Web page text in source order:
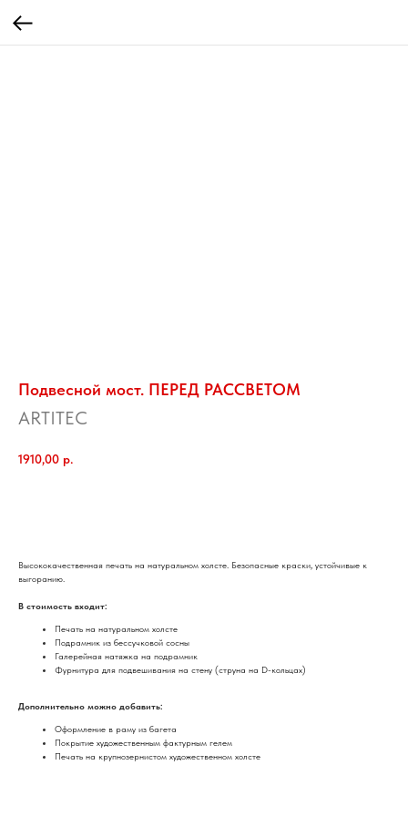
Подвесной мост. ПЕРЕД РАССВЕТОМ
ARTITEC
1910,00 р.
Высококачественная печать на натуральном холсте. Безопасные краски, устойчивые к
выгоранию.
В стоимость входит:
Печать на натуральном холсте
Подрамник из бессучковой сосны
Галерейная натяжка на подрамник
Фурнитура для подвешивания на стену (струна на D-кольцах)
Дополнительно можно добавить:
Оформление в раму из багета
Покрытие художественным фактурным гелем
Печать на крупнозернистом художественном холсте